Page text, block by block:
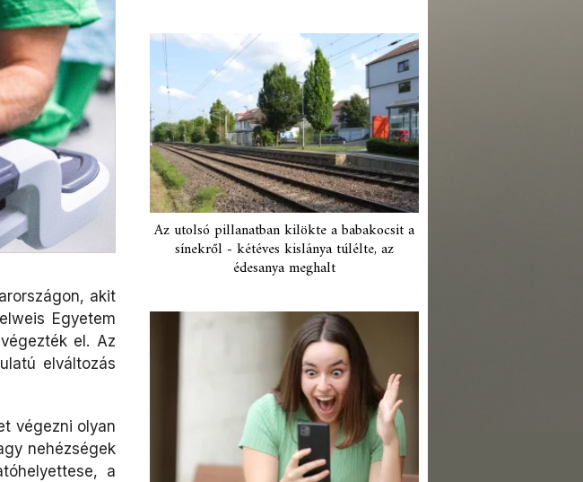
akit
Egyetem
el. Az
elváltozás
végezni olyan
nehézségek
a
Az utolsó pillanatban kilökte a babakocsit a
sínekről - kétéves kislánya túlélte, az
édesanya meghalt